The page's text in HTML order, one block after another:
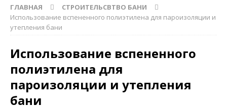
ГЛАВНАЯ
СТРОИТЕЛЬСВТВО БАНИ
Использование вспененного полиэтилена для пароизоляции и
утепления бани
Использование вспененного
полиэтилена для
пароизоляции и утепления
бани